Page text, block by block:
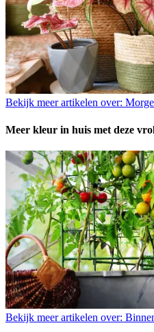
Bekijk meer artikelen over:
Meer kleur in huis met deze
Bekijk meer artikelen over: